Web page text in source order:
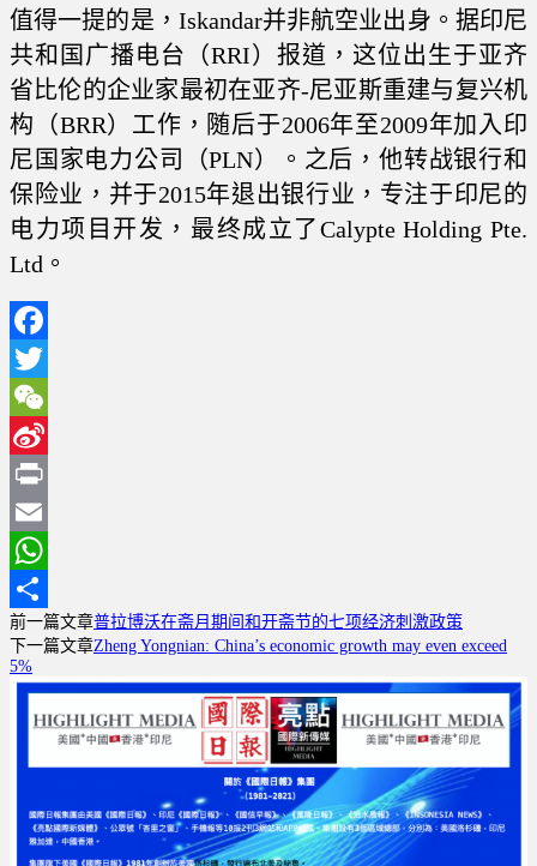
值得一提的是，Iskandar并非航空业出身。据印尼
共和国广播电台（RRI）报道，这位出生于亚齐
省比伦的企业家最初在亚齐-尼亚斯重建与复兴机
构（BRR）工作，随后于2006年至2009年加入印
尼国家电力公司（PLN）。之后，他转战银行和
保险业，并于2015年退出银行业，专注于印尼的
电力项目开发，最终成立了Calypte Holding Pte.
Ltd。
Facebook
Twitter
WeChat
Sina
Weibo
Print
Email
WhatsApp
分
享
前一篇文章普拉博沃在斋月期间和开斋节的七项经济刺激政策
下一篇文章Zheng Yongnian: China’s economic growth may even exceed
5%